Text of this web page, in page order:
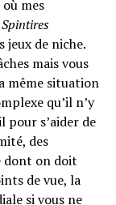
mes
Spintires
jeux de niche.
mais vous
même situation
qu’il n’y
s’aider de
des
dont on doit
de vue, la
si vous ne